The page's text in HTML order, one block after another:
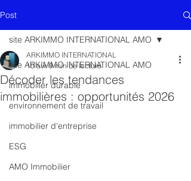
Post
site ARKIMMO INTERNATIONAL AMO
immobilier durable
environnement de travail
immobilier d'entreprise
ESG
AMO Immobilier
site ARKIMMO INTERNATIONAL AMO
Décoder les tendances
immobilières : opportunités 2026
ARKIMMO INTERNATIONAL
10 avr. 9 min de lecture